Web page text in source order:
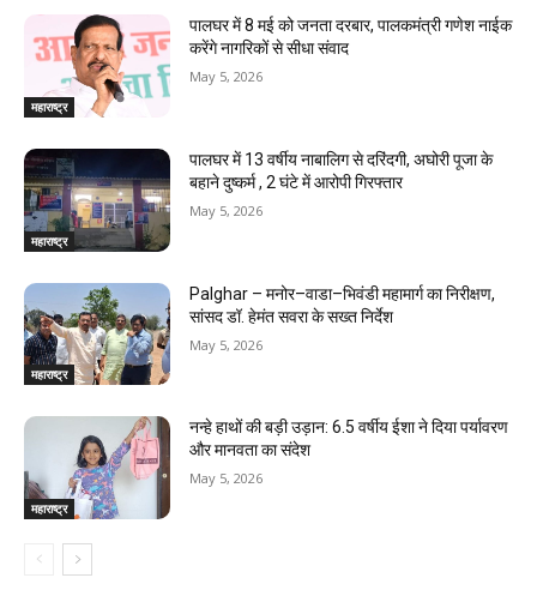
महाराष्ट्र
पालघर में 8 मई को जनता दरबार, पालकमंत्री गणेश नाईक
करेंगे नागरिकों से सीधा संवाद
May 5, 2026
महाराष्ट्र
पालघर में 13 वर्षीय नाबालिग से दरिंदगी, अघोरी पूजा के
बहाने दुष्कर्म , 2 घंटे में आरोपी गिरफ्तार
May 5, 2026
महाराष्ट्र
Palghar – मनोर–वाडा–भिवंडी महामार्ग का निरीक्षण,
सांसद डॉ. हेमंत सवरा के सख्त निर्देश
May 5, 2026
महाराष्ट्र
नन्हे हाथों की बड़ी उड़ान: 6.5 वर्षीय ईशा ने दिया पर्यावरण
और मानवता का संदेश
May 5, 2026